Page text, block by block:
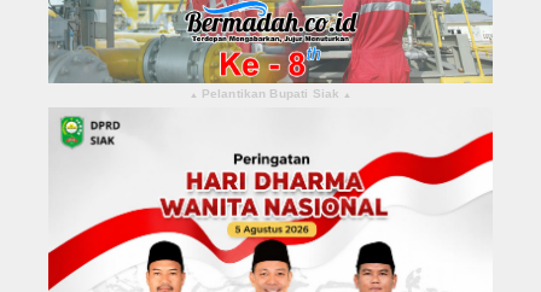
Pelalawan
Kampar
Rokan Hulu
Bengkalis
Meranti
▴ Pelantikan Bupati Siak ▴